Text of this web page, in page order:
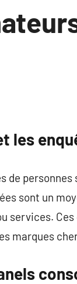
les
de
sont un
services.
marques